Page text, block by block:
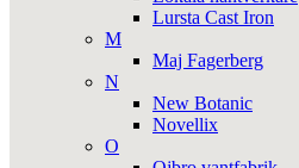
Lursta Cast Iron
M
Maj Fagerberg
N
New Botanic
Novellix
O